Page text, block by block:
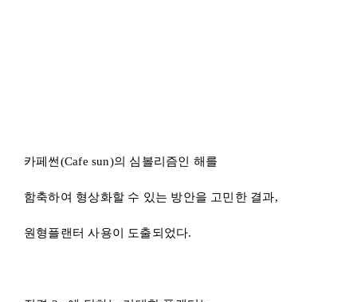
카페 플랜테리어 요소임에 따라
공간 중앙에 배치를 꾀하였다.